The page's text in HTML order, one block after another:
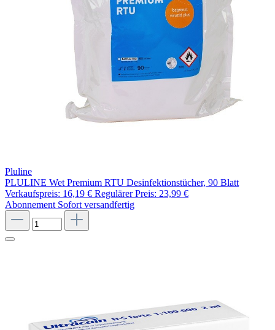
Pluline
PLULINE Wet Premium RTU Desinfektionstücher, 90 Blatt
Verkaufspreis: 16,19 € Regulärer Preis: 23,99 €
Abonnement Sofort versandfertig